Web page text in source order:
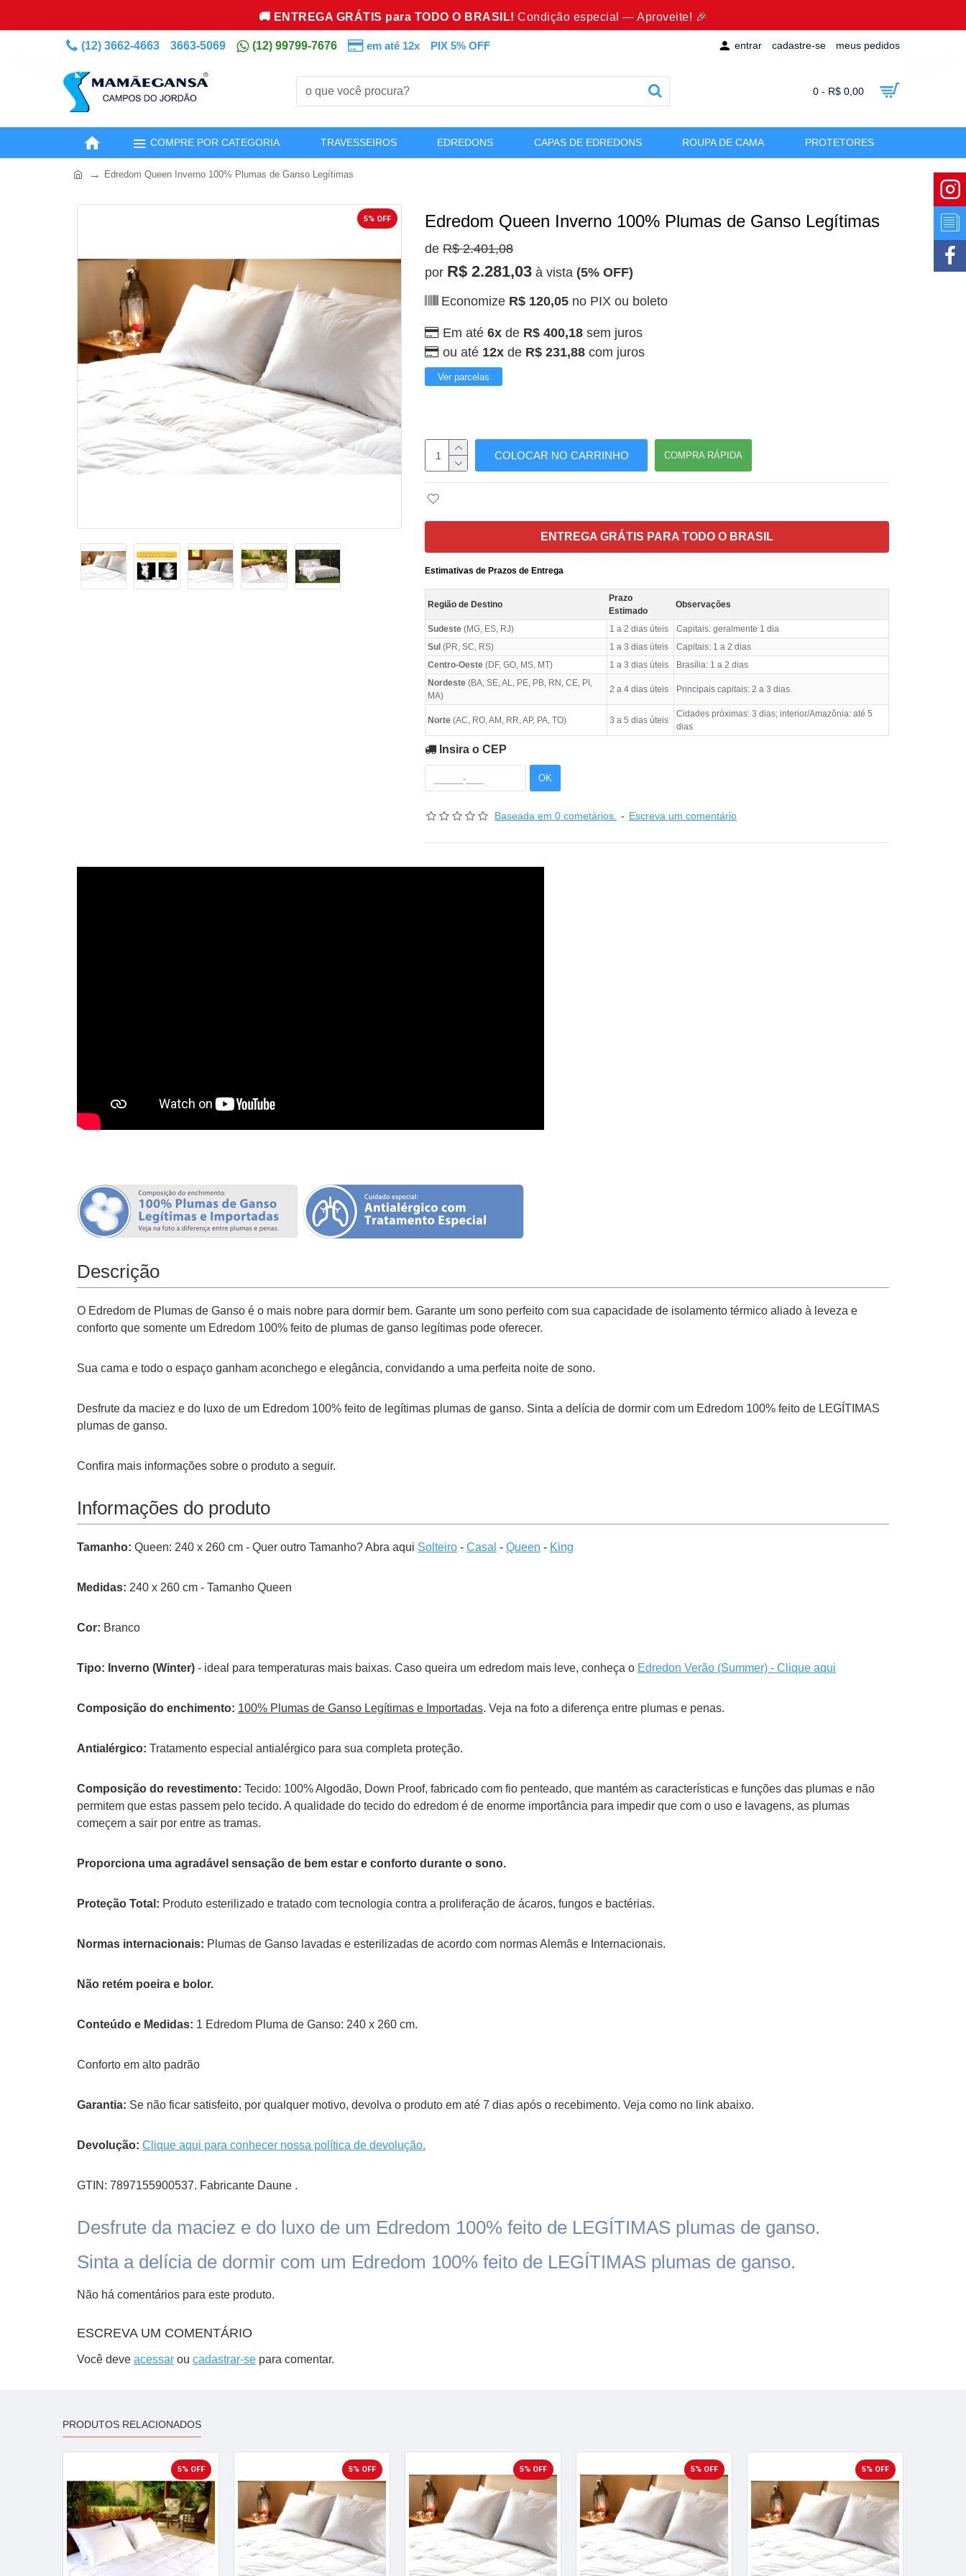
🚚 ENTREGA GRÁTIS para TODO O BRASIL!Condição especial — Aproveite! 🎉
(12) 3662-4663 3663-5069 (12) 99799-7676 em até 12x PIX 5% OFF entrar cadastre-se meus pedidos
0 - R$ 0,00
COMPRE POR CATEGORIA TRAVESSEIROS EDREDONS CAPAS DE EDREDONS ROUPA DE CAMA PROTETORES
Edredom Queen Inverno 100% Plumas de Ganso Legítimas
5% OFF Edredom Queen Inverno 100% Plumas de Ganso Legítimas
Baseada em 0 cometários. - Escreva um comentário
de R$ 2.401,08
por R$ 2.281,03 à vista (5% OFF)
Economize R$ 120,05 no PIX ou boleto
Em até 6x de R$ 400,18 sem juros
ou até 12x de R$ 231,88 com juros
Ver parcelas
COLOCAR NO CARRINHO COMPRA RÁPIDA
ENTREGA GRÁTIS PARA TODO O BRASIL
Estimativas de Prazos de Entrega
Região de Destino
Prazo
Estimado
Observações
Sudeste (MG, ES, RJ) 1 a 2 dias úteis
Capitais: geralmente 1 dia
Sul (PR, SC, RS) 1 a 3 dias úteis
Capitais: 1 a 2 dias
Centro-Oeste (DF, GO, MS, MT) 1 a 3 dias úteis
Brasília: 1 a 2 dias
Nordeste (BA, SE, AL, PE, PB, RN, CE, PI,
MA)
2 a 4 dias úteis Principais capitais: 2 a 3 dias
Norte (AC, RO, AM, RR, AP, PA, TO) 3 a 5 dias úteis
Cidades próximas: 3 dias; interior/Amazônia: até 5
dias
Insira o CEP
OK
Descrição
O Edredom de Plumas de Ganso é o mais nobre para dormir bem. Garante um sono perfeito com sua capacidade de isolamento térmico aliado à leveza e
conforto que somente um Edredom 100% feito de plumas de ganso legítimas pode oferecer.
Sua cama e todo o espaço ganham aconchego e elegância, convidando a uma perfeita noite de sono.
Desfrute da maciez e do luxo de um Edredom 100% feito de legítimas plumas de ganso. Sinta a delícia de dormir com um Edredom 100% feito de LEGÍTIMAS
plumas de ganso.
Confira mais informações sobre o produto a seguir.
Informações do produto
Tamanho: Queen: 240 x 260 cm - Quer outro Tamanho? Abra aqui Solteiro - Casal - Queen - King
Medidas: 240 x 260 cm - Tamanho Queen
Cor: Branco
Tipo: Inverno (Winter) - ideal para temperaturas mais baixas. Caso queira um edredom mais leve, conheça o Edredon Verão (Summer) - Clique aqui
Composição do enchimento: 100% Plumas de Ganso Legítimas e Importadas. Veja na foto a diferença entre plumas e penas.
Antialérgico: Tratamento especial antialérgico para sua completa proteção.
Composição do revestimento: Tecido: 100% Algodão, Down Proof, fabricado com fio penteado, que mantém as características e funções das plumas e não
permitem que estas passem pelo tecido. A qualidade do tecido do edredom é de enorme importância para impedir que com o uso e lavagens, as plumas
começem a sair por entre as tramas.
Proporciona uma agradável sensação de bem estar e conforto durante o sono.
Proteção Total: Produto esterilizado e tratado com tecnologia contra a proliferação de ácaros, fungos e bactérias.
Normas internacionais: Plumas de Ganso lavadas e esterilizadas de acordo com normas Alemãs e Internacionais.
Não retém poeira e bolor.
Conteúdo e Medidas: 1 Edredom Pluma de Ganso: 240 x 260 cm.
Conforto em alto padrão
Garantia: Se não ficar satisfeito, por qualquer motivo, devolva o produto em até 7 dias após o recebimento. Veja como no link abaixo.
Devolução: Clique aqui para conhecer nossa política de devolução.
GTIN: 7897155900537. Fabricante Daune .
Desfrute da maciez e do luxo de um Edredom 100% feito de LEGÍTIMAS plumas de ganso.
Sinta a delícia de dormir com um Edredom 100% feito de LEGÍTIMAS plumas de ganso.
Não há comentários para este produto.
ESCREVA UM COMENTÁRIO
Você deve acessar ou cadastrar-se para comentar.
PRODUTOS RELACIONADOS
5% OFF 5% OFF 5% OFF 5% OFF 5% OFF